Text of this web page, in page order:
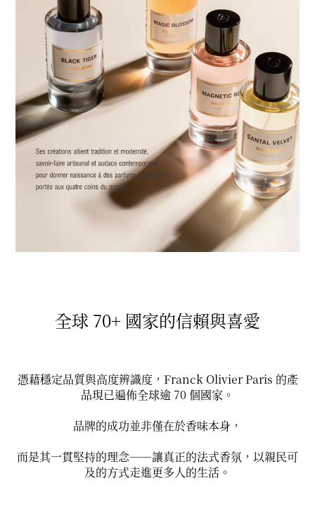
全球 70+ 國家的信賴與喜愛
憑藉穩定品質與高度辨識度，Franck Olivier Paris 的產
品現已遍佈全球逾 70 個國家。
品牌的成功並非僅在於香味本身，
而是其一貫堅持的理念——讓真正的法式香氛，以親民可
及的方式走進更多人的生活。